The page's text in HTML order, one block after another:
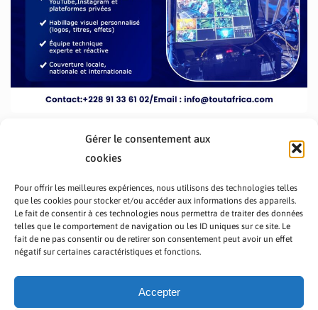
Gérer le consentement aux
cookies
Pour offrir les meilleures expériences, nous utilisons des technologies telles
que les cookies pour stocker et/ou accéder aux informations des appareils.
Le fait de consentir à ces technologies nous permettra de traiter des données
telles que le comportement de navigation ou les ID uniques sur ce site. Le
fait de ne pas consentir ou de retirer son consentement peut avoir un effet
négatif sur certaines caractéristiques et fonctions.
Accepter
PRÉSENTATION TOUTAFRICA
A PROPOS